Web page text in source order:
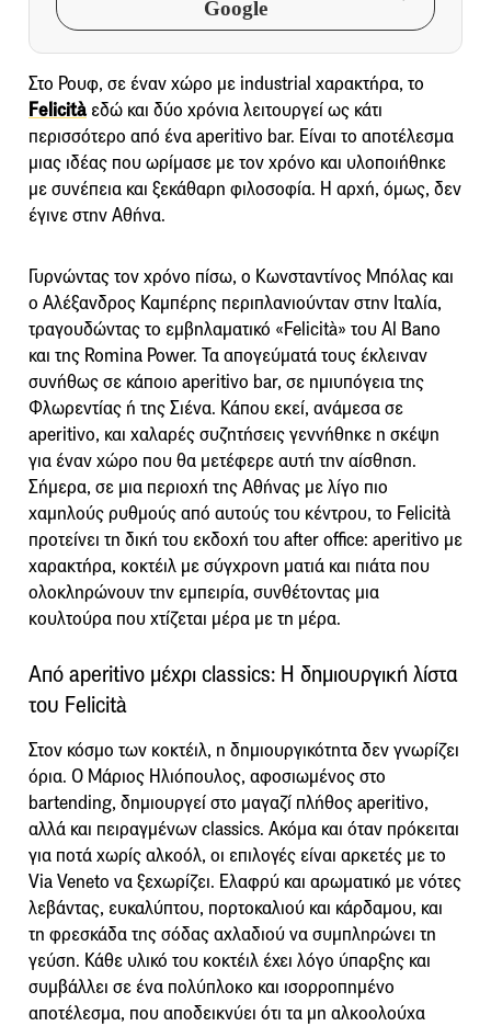
Google
Στο Ρουφ, σε έναν χώρο με industrial χαρακτήρα, το
Felicità εδώ και δύο χρόνια λειτουργεί ως κάτι
περισσότερο από ένα aperitivo bar. Είναι το αποτέλεσμα
μιας ιδέας που ωρίμασε με τον χρόνο και υλοποιήθηκε
με συνέπεια και ξεκάθαρη φιλοσοφία. Η αρχή, όμως, δεν
έγινε στην Αθήνα.
Γυρνώντας τον χρόνο πίσω, ο Κωνσταντίνος Μπόλας και
ο Αλέξανδρος Καμπέρης περιπλανιούνταν στην Ιταλία,
τραγουδώντας το εμβηλαματικό «Felicità» του Al Bano
και της Romina Power. Τα απογεύματά τους έκλειναν
συνήθως σε κάποιο aperitivo bar, σε ημιυπόγεια της
Φλωρεντίας ή της Σιένα. Κάπου εκεί, ανάμεσα σε
aperitivo, και χαλαρές συζητήσεις γεννήθηκε η σκέψη
για έναν χώρο που θα μετέφερε αυτή την αίσθηση.
Σήμερα, σε μια περιοχή της Αθήνας με λίγο πιο
χαμηλούς ρυθμούς από αυτούς του κέντρου, το Felicità
προτείνει τη δική του εκδοχή του after office: aperitivo με
χαρακτήρα, κοκτέιλ με σύγχρονη ματιά και πιάτα που
ολοκληρώνουν την εμπειρία, συνθέτοντας μια
κουλτούρα που χτίζεται μέρα με τη μέρα.
Από aperitivo μέχρι classics: Η δημιουργική λίστα
του Felicità
Στον κόσμο των κοκτέιλ, η δημιουργικότητα δεν γνωρίζει
όρια. Ο Μάριος Ηλιόπουλος, αφοσιωμένος στο
bartending, δημιουργεί στο μαγαζί πλήθος aperitivo,
αλλά και πειραγμένων classics. Ακόμα και όταν πρόκειται
για ποτά χωρίς αλκοόλ, οι επιλογές είναι αρκετές με το
Via Veneto να ξεχωρίζει. Ελαφρύ και αρωματικό με νότες
λεβάντας, ευκαλύπτου, πορτοκαλιού και κάρδαμου, και
τη φρεσκάδα της σόδας αχλαδιού να συμπληρώνει τη
γεύση. Κάθε υλικό του κοκτέιλ έχει λόγο ύπαρξης και
συμβάλλει σε ένα πολύπλοκο και ισορροπημένο
αποτέλεσμα, που αποδεικνύει ότι τα μη αλκοολούχα